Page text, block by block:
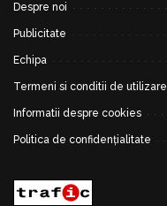
Despre noi
Publicitate
Echipa
Termeni si conditii de utilizare
Informatii despre cookies
Politica de confidențialitate